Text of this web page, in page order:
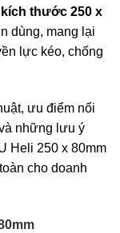
thước 250 x
dùng, mang lại
lực kéo, chống
ưu điểm nổi
những lưu ý
Heli 250 x 80mm
cho doanh